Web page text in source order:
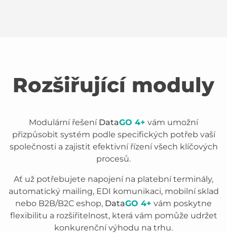
Rozšiřující moduly
Modulární řešení DataGO 4+ vám umožní
přizpůsobit systém podle specifických potřeb vaší
společnosti a zajistit efektivní řízení všech klíčových
procesů.
Ať už potřebujete napojení na platební terminály,
automatický mailing, EDI komunikaci, mobilní sklad
nebo B2B/B2C eshop, DataGO 4+ vám poskytne
flexibilitu a rozšiřitelnost, která vám pomůže udržet
konkurenční výhodu na trhu.